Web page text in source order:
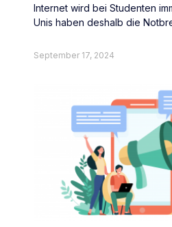
Internet wird bei Studenten
Unis haben deshalb die
September 17, 2024